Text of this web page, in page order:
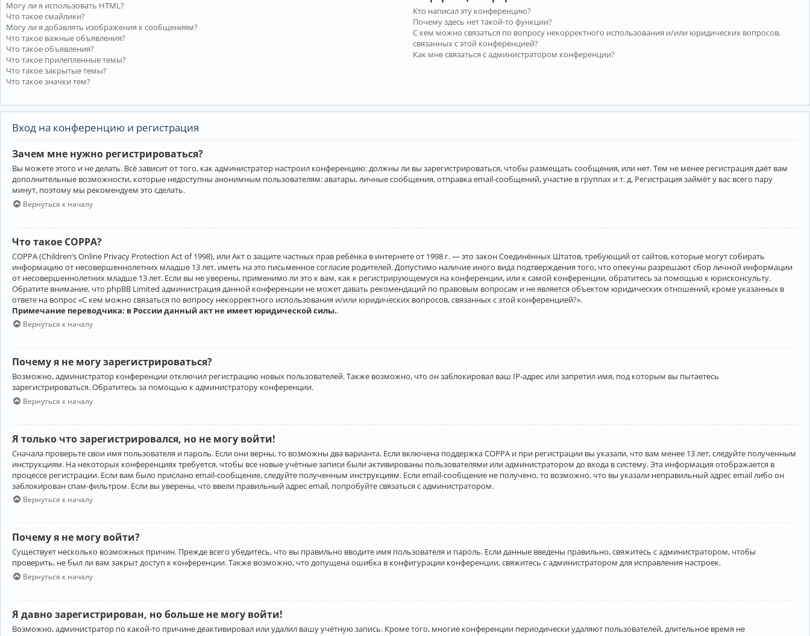
Могу ли я использовать HTML?
Что такое смайлики?
Могу ли я добавлять изображения к сообщениям?
Что такое важные объявления?
Что такое объявления?
Что такое прилепленные темы?
Что такое закрытые темы?
Что такое значки тем?
Кто написал эту конференцию?
Почему здесь нет такой-то функции?
С кем можно связаться по вопросу некорректного использования и/или юридических вопросов,
связанных с этой конференцией?
Как мне связаться с администратором конференции?
Вход на конференцию и регистрация
Зачем мне нужно регистрироваться?
Вы можете этого и не делать. Всё зависит от того, как администратор настроил конференцию: должны ли вы зарегистрироваться, чтобы размещать сообщения, или нет. Тем не менее регистрация даёт вам
дополнительные возможности, которые недоступны анонимным пользователям: аватары, личные сообщения, отправка email-сообщений, участие в группах и т. д. Регистрация займёт у вас всего пару
минут, поэтому мы рекомендуем это сделать.
Вернуться к началу
Что такое COPPA?
COPPA (Children’s Online Privacy Protection Act of 1998), или Акт о защите частных прав ребёнка в интернете от 1998 г. — это закон Соединённых Штатов, требующий от сайтов, которые могут собирать
информацию от несовершеннолетних младше 13 лет, иметь на это письменное согласие родителей. Допустимо наличие иного вида подтверждения того, что опекуны разрешают сбор личной информации
от несовершеннолетних младше 13 лет. Если вы не уверены, применимо ли это к вам, как к регистрирующемуся на конференции, или к самой конференции, обратитесь за помощью к юрисконсульту.
Обратите внимание, что phpBB Limited администрация данной конференции не может давать рекомендаций по правовым вопросам и не является объектом юридических отношений, кроме указанных в
ответе на вопрос «С кем можно связаться по вопросу некорректного использования и/или юридических вопросов, связанных с этой конференцией?».
Примечание переводчика: в России данный акт не имеет юридической силы..
Вернуться к началу
Почему я не могу зарегистрироваться?
Возможно, администратор конференции отключил регистрацию новых пользователей. Также возможно, что он заблокировал ваш IP-адрес или запретил имя, под которым вы пытаетесь
зарегистрироваться. Обратитесь за помощью к администратору конференции.
Вернуться к началу
Я только что зарегистрировался, но не могу войти!
Сначала проверьте свои имя пользователя и пароль. Если они верны, то возможны два варианта. Если включена поддержка COPPA и при регистрации вы указали, что вам менее 13 лет, следуйте полученным
инструкциям. На некоторых конференциях требуется, чтобы все новые учётные записи были активированы пользователями или администратором до входа в систему. Эта информация отображается в
процессе регистрации. Если вам было прислано email-сообщение, следуйте полученным инструкциям. Если email-сообщение не получено, то возможно, что вы указали неправильный адрес email либо он
заблокирован спам-фильтром. Если вы уверены, что ввели правильный адрес email, попробуйте связаться с администратором.
Вернуться к началу
Почему я не могу войти?
Существует несколько возможных причин. Прежде всего убедитесь, что вы правильно вводите имя пользователя и пароль. Если данные введены правильно, свяжитесь с администратором, чтобы
проверить, не был ли вам закрыт доступ к конференции. Также возможно, что допущена ошибка в конфигурации конференции, свяжитесь с администратором для исправления настроек.
Вернуться к началу
Я давно зарегистрирован, но больше не могу войти!
Возможно, администратор по какой-то причине деактивировал или удалил вашу учётную запись. Кроме того, многие конференции периодически удаляют пользователей, длительное время не